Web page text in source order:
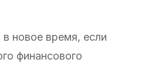
новое время, если
финансового